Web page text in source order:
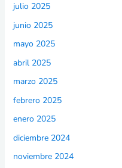
julio 2025
junio 2025
mayo 2025
abril 2025
marzo 2025
febrero 2025
enero 2025
diciembre 2024
noviembre 2024